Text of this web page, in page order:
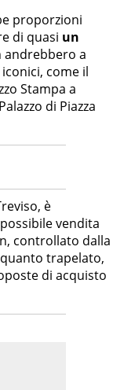
proporzioni
di quasi un
andrebbero a
come il
Stampa a
di Piazza
è
vendita
controllato dalla
trapelato,
di acquisto